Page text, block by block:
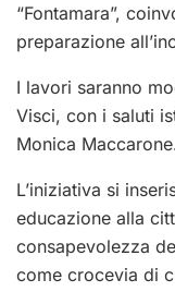
“Fontamara”,
preparazione
I lavori saranno
Visci, con i saluti
Monica
L’iniziativa si
educazione alla
consapevolezza
come crocevia di